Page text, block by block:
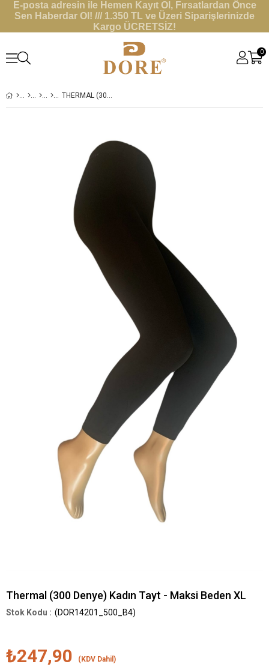
E-posta adresin ile Hemen Kayıt Ol, Fırsatlardan Önce
Sen Haberdar Ol! /// 1.350 TL ve Üzeri Siparişlerinizde
Kargo ÜCRETSİZ!
0
THERMAL (300 DENYE) KADIN TAYT - MAKSI BEDEN XL
Thermal (300 Denye) Kadın Tayt - Maksi Beden XL
(DOR14201_500_B4)
₺247,90 (KDV Dahil)